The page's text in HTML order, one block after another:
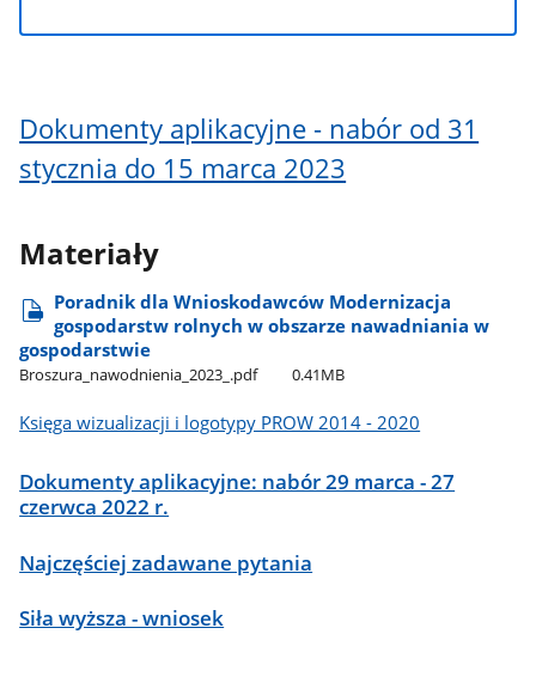
Dokumenty aplikacyjne - nabór od 31
stycznia do 15 marca 2023
Materiały
Poradnik dla Wnioskodawców Modernizacja
gospodarstw rolnych w obszarze nawadniania w
gospodarstwie
Broszura​_nawodnienia​_2023​_.pdf 0.41MB
Księga wizualizacji i logotypy PROW 2014 - 2020
Dokumenty aplikacyjne: nabór 29 marca - 27
czerwca 2022 r.
Najczęściej zadawane pytania
Siła wyższa - wniosek